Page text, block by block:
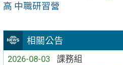
相關公告
2026-08-03
課務組
高 中職研習營